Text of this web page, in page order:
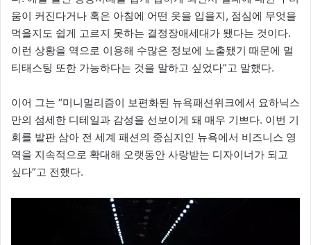
움이 커진다거나 혹은 아침에 어떤 옷을 입을지, 점심에 무엇을
먹을지도 쉽게 고르지 못하는 결정장애세대가 됐다는 것이다.
이런 상황을 역으로 이용해 수많은 정보에 노출됐기 때문에 멀
티태스팅 또한 가능하다는 것을 말하고 싶었다”고 말했다.
이어 그는 “미니멀리즘이 보편화된 뉴욕패션위크에서 요하닉스
만의 섬세한 디테일과 감성을 선보이게 돼 매우 기쁘다. 이번 기
회를 발판 삼아 전 세계 패션의 중심지인 뉴욕에서 비즈니스 영
역을 지속적으로 확대해 오랫동안 사랑받는 디자이너가 되고
싶다”고 전했다.